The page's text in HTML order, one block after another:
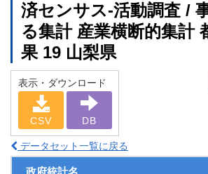
済センサス‐活動調査 /
る集計 産業横断的集計
果 19 山梨県
表示・ダウンロード
CSV DB
データセット一覧に戻る